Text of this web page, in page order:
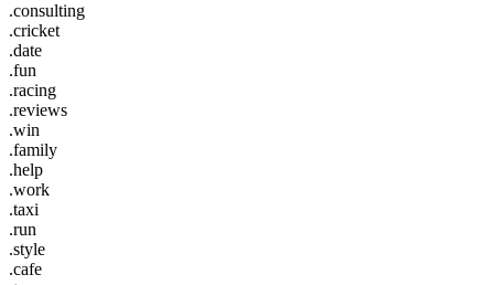
.consulting
.cricket
.date
.fun
.racing
.reviews
.win
.family
.help
.work
.taxi
.run
.style
.cafe